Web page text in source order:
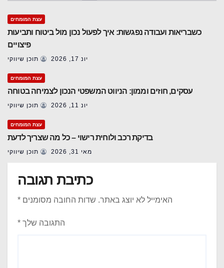
עצת המומחים
כשבריאות ועבודה נפגשות: איך לפעול נכון מול ביטוח ותביעות
פיצויים
יונ 17, 2026 תוכן שיווקי
עצת המומחים
עסקים, חוזים וממון: הניווט המשפטי הנכון לצמיחה בטוחה
יונ 11, 2026 תוכן שיווקי
עצת המומחים
בדיקת רכב ולוחית רישוי – כל מה שצריך לדעת
מאי 31, 2026 תוכן שיווקי
כתיבת תגובה
האימייל לא יוצג באתר. שדות החובה מסומנים *
התגובה שלך *